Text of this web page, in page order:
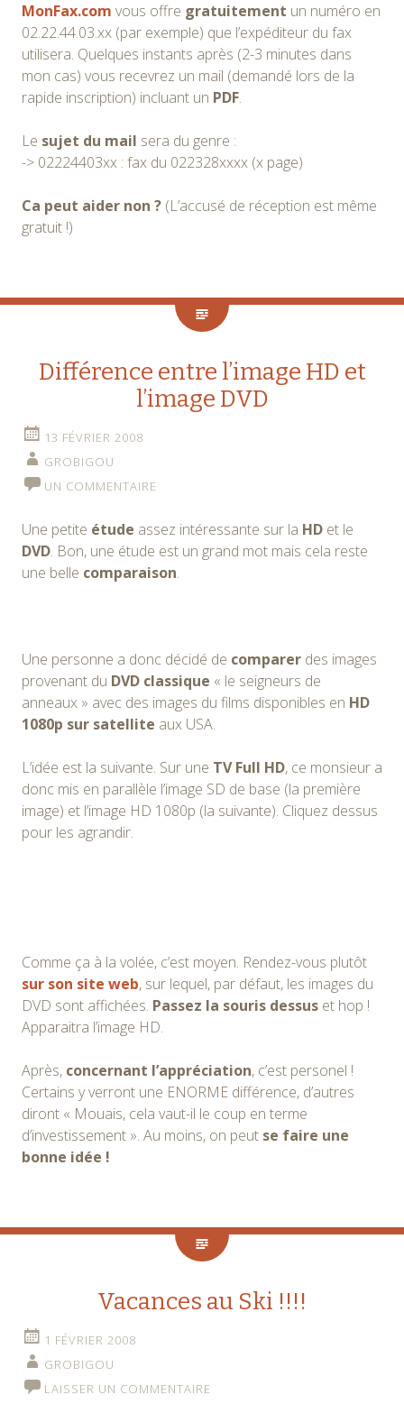
MonFax.com vous offre gratuitement un numéro en
02.22.44.03.xx (par exemple) que l’expéditeur du fax
utilisera. Quelques instants après (2-3 minutes dans
mon cas) vous recevrez un mail (demandé lors de la
rapide inscription) incluant un PDF.
Le sujet du mail sera du genre :
-> 02224403xx : fax du 022328xxxx (x page)
Ca peut aider non ? (L’accusé de réception est même
gratuit !)
Différence entre l’image HD et
l’image DVD
13 FÉVRIER 2008
GROBIGOU
UN COMMENTAIRE
Une petite étude assez intéressante sur la HD et le
DVD. Bon, une étude est un grand mot mais cela reste
une belle comparaison.
Une personne a donc décidé de comparer des images
provenant du DVD classique « le seigneurs de
anneaux » avec des images du films disponibles en HD
1080p sur satellite aux USA.
L’idée est la suivante. Sur une TV Full HD, ce monsieur a
donc mis en parallèle l’image SD de base (la première
image) et l’image HD 1080p (la suivante). Cliquez dessus
pour les agrandir.
Comme ça à la volée, c’est moyen. Rendez-vous plutôt
sur son site web, sur lequel, par défaut, les images du
DVD sont affichées. Passez la souris dessus et hop !
Apparaitra l’image HD.
Après, concernant l’appréciation, c’est personel !
Certains y verront une ENORME différence, d’autres
diront « Mouais, cela vaut-il le coup en terme
d’investissement ». Au moins, on peut se faire une
bonne idée !
Vacances au Ski !!!!
1 FÉVRIER 2008
GROBIGOU
LAISSER UN COMMENTAIRE